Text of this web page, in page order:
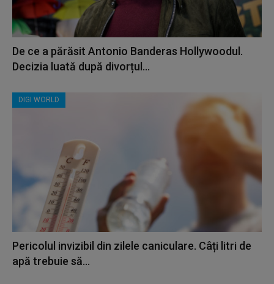
De ce a părăsit Antonio Banderas Hollywoodul.
Decizia luată după divorțul...
DIGI WORLD
Pericolul invizibil din zilele caniculare. Câți litri de
apă trebuie să...